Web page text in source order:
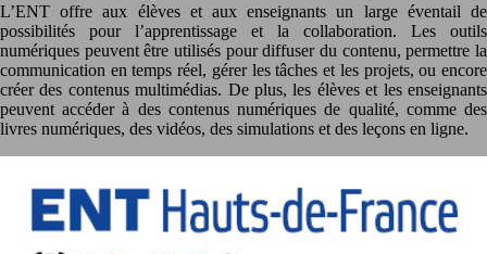
L’ENT offre aux élèves et aux enseignants un large éventail de
possibilités pour l’apprentissage et la collaboration. Les outils
numériques peuvent être utilisés pour diffuser du contenu, permettre la
communication en temps réel, gérer les tâches et les projets, ou encore
créer des contenus multimédias. De plus, les élèves et les enseignants
peuvent accéder à des contenus numériques de qualité, comme des
livres numériques, des vidéos, des simulations et des leçons en ligne.